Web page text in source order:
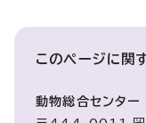
このページに関
動物総合センタ